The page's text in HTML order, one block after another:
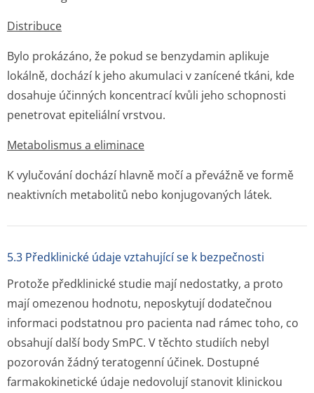
Distribuce
Bylo prokázáno, že pokud se benzydamin aplikuje
lokálně, dochází k jeho akumulaci v zanícené tkáni, kde
dosahuje účinných koncentrací kvůli jeho schopnosti
penetrovat epiteliální vrstvou.
Metabolismus a eliminace
K vylučování dochází hlavně močí a převážně ve formě
neaktivních metabolitů nebo konjugovaných lá­tek.
5.3 Předklinické údaje vztahující se k bezpečnosti
Protože předklinické studie mají nedostatky, a proto
mají omezenou hodnotu, neposkytují dodatečnou
informaci podstatnou pro pacienta nad rámec toho, co
obsahují další body SmPC. V těchto studiích nebyl
pozorován žádný teratogenní účinek. Dostupné
farmakokinetické údaje nedovolují stanovit klinickou